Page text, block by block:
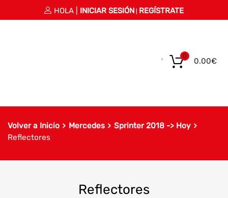
HOLA | INICIAR SESIÓN REGÍSTRATE
0.00€
0
Volver a Inicio Mercedes
Sprinter 2018 -> Hoy
Reflectores
Reflectores